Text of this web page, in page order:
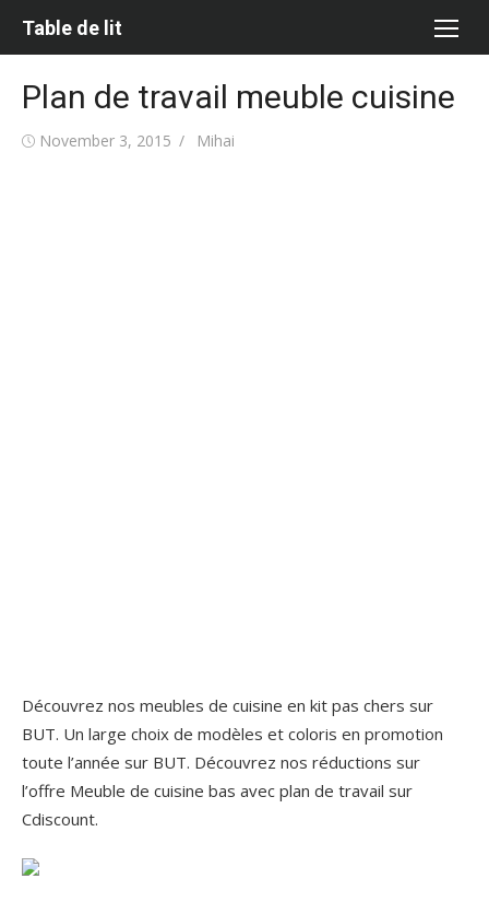
Table de lit
Plan de travail meuble cuisine
Posted
November 3, 2015 Author
Mihai
Découvrez nos meubles de cuisine en kit pas chers sur
BUT. Un large choix de modèles et coloris en promotion
toute l’année sur BUT. Découvrez nos réductions sur
l’offre Meuble de cuisine bas avec plan de travail sur
Cdiscount.